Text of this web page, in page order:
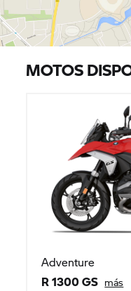
MOTOS
Adventure
R 1300 GS más